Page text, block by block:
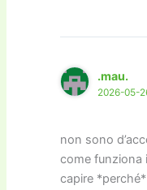
.mau.
2026-05-
non sono
come funziona
capire